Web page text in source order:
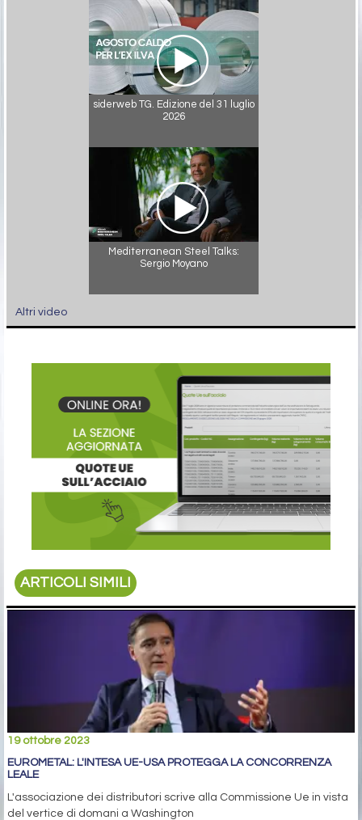
siderweb TG. Edizione del 31 luglio
2026
Mediterranean Steel Talks:
Sergio Moyano
Altri video
ARTICOLI SIMILI
19 ottobre 2023
EUROMETAL: L'INTESA UE-USA PROTEGGA LA CONCORRENZA
LEALE
L'associazione dei distributori scrive alla Commissione Ue in vista
del vertice di domani a Washington